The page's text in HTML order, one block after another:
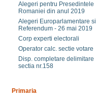
Alegeri pentru Presedintele
Romaniei din anul 2019
Alegeri Europarlamentare si
Referendum - 26 mai 2019
Corp experti electorali
Operator calc. sectie votare
Disp. completare delimitare
sectia nr.158
Primaria